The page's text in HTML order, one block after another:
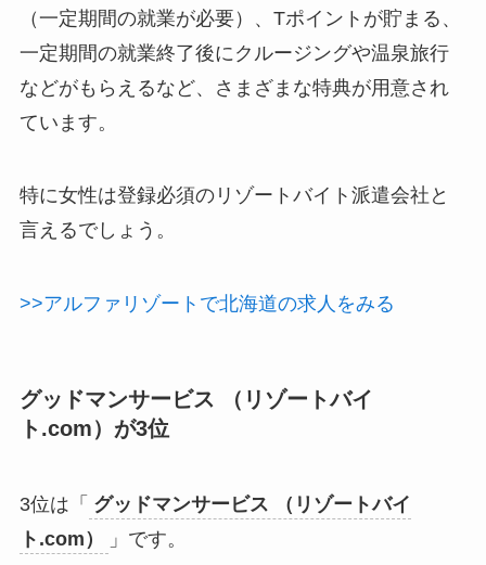
（一定期間の就業が必要）、Tポイントが貯まる、
一定期間の就業終了後にクルージングや温泉旅行
などがもらえるなど、さまざまな特典が用意され
ています。
特に女性は登録必須のリゾートバイト派遣会社と
言えるでしょう。
>>アルファリゾートで北海道の求人をみる
グッドマンサービス （リゾートバイ
ト.com）が3位
3位は「 グッドマンサービス （リゾートバイ
ト.com）
」です。